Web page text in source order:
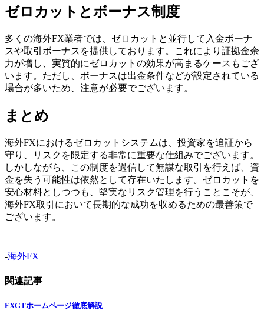
ゼロカットとボーナス制度
多くの海外FX業者では、ゼロカットと並行して入金ボーナ
スや取引ボーナスを提供しております。これにより証拠金余
力が増し、実質的にゼロカットの効果が高まるケースもござ
います。ただし、ボーナスは出金条件などが設定されている
場合が多いため、注意が必要でございます。
まとめ
海外FXにおけるゼロカットシステムは、投資家を追証から
守り、リスクを限定する非常に重要な仕組みでございます。
しかしながら、この制度を過信して無謀な取引を行えば、資
金を失う可能性は依然として存在いたします。ゼロカットを
安心材料としつつも、堅実なリスク管理を行うことこそが、
海外FX取引において長期的な成功を収めるための最善策で
ございます。
-海外FX
関連記事
FXGTホームページ徹底解説